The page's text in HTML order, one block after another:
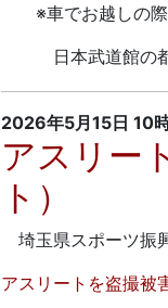
※車でお越しの際
日本武道館の都合
2026年5月15日 10
アスリー
ト）
埼玉県スポーツ振
アスリートを盗撮被